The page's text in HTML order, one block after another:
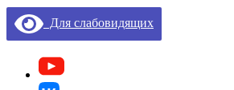
Для слабовидящих